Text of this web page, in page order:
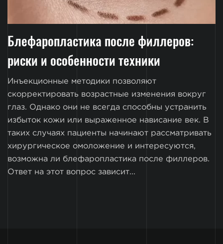
Блефаропластика после филлеров:
риски и особенности техники
Инъекционные методики позволяют
скорректировать возрастные изменения вокруг
глаз. Однако они не всегда способны устранить
избыток кожи или выраженное нависание век. В
таких случаях пациенты начинают рассматривать
хирургическое омоложение и интересуются,
возможна ли блефаропластика после филлеров.
Ответ на этот вопрос зависит...